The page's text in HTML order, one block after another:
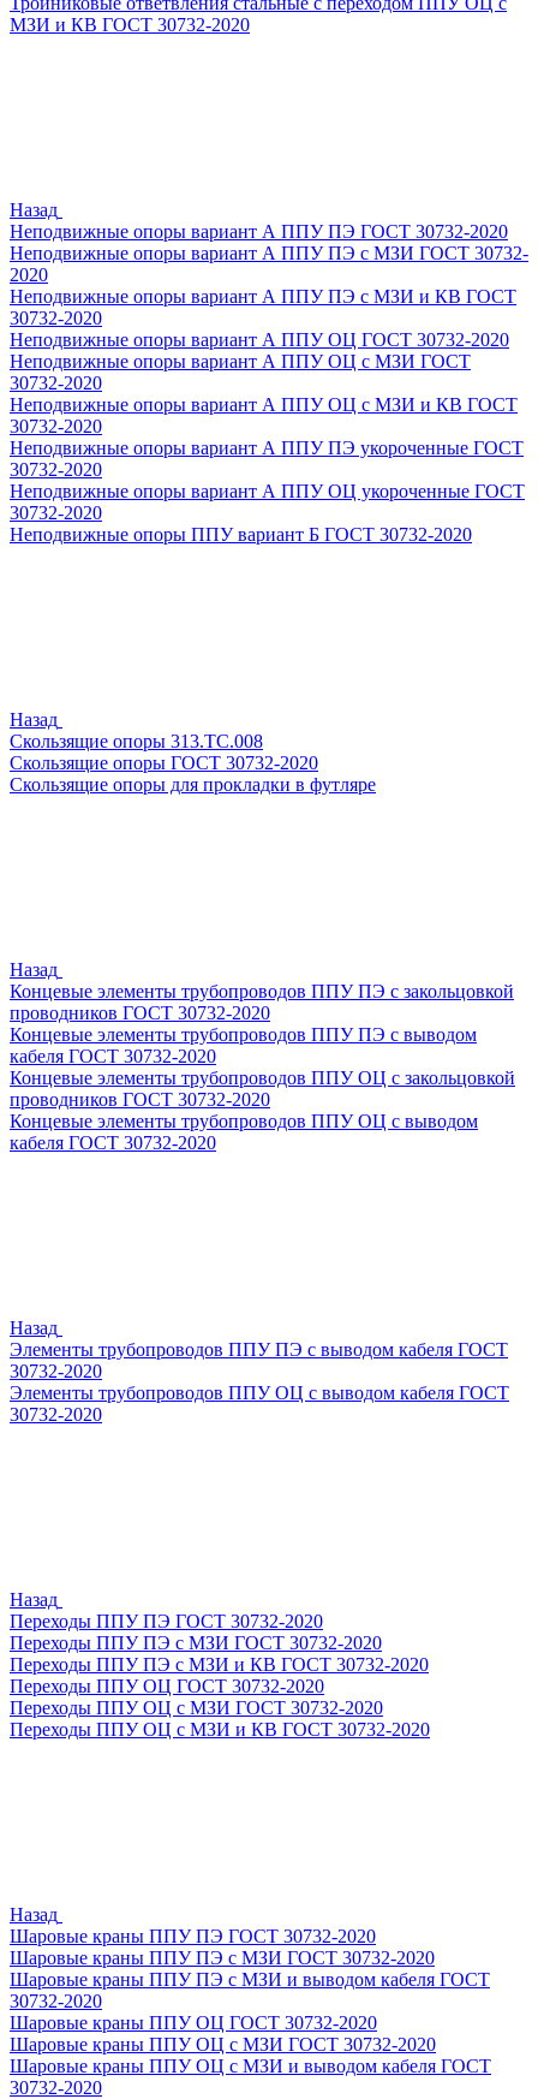
МЗИ и КВ ГОСТ 30732-2020
Назад
Неподвижные опоры вариант А ППУ ПЭ ГОСТ 30732-2020
Неподвижные опоры вариант А ППУ ПЭ с МЗИ ГОСТ 30732-
2020
Неподвижные опоры вариант А ППУ ПЭ с МЗИ и КВ ГОСТ
30732-2020
Неподвижные опоры вариант А ППУ ОЦ ГОСТ 30732-2020
Неподвижные опоры вариант А ППУ ОЦ с МЗИ ГОСТ
30732-2020
Неподвижные опоры вариант А ППУ ОЦ с МЗИ и КВ ГОСТ
30732-2020
Неподвижные опоры вариант А ППУ ПЭ укороченные ГОСТ
30732-2020
Неподвижные опоры вариант А ППУ ОЦ укороченные ГОСТ
30732-2020
Неподвижные опоры ППУ вариант Б ГОСТ 30732-2020
Назад
Скользящие опоры 313.ТС.008
Скользящие опоры ГОСТ 30732-2020
Скользящие опоры для прокладки в футляре
Назад
Концевые элементы трубопроводов ППУ ПЭ с закольцовкой
проводников ГОСТ 30732-2020
Концевые элементы трубопроводов ППУ ПЭ с выводом
кабеля ГОСТ 30732-2020
Концевые элементы трубопроводов ППУ ОЦ с закольцовкой
проводников ГОСТ 30732-2020
Концевые элементы трубопроводов ППУ ОЦ с выводом
кабеля ГОСТ 30732-2020
Назад
Элементы трубопроводов ППУ ПЭ с выводом кабеля ГОСТ
30732-2020
Элементы трубопроводов ППУ ОЦ с выводом кабеля ГОСТ
30732-2020
Назад
Переходы ППУ ПЭ ГОСТ 30732-2020
Переходы ППУ ПЭ с МЗИ ГОСТ 30732-2020
Переходы ППУ ПЭ с МЗИ и КВ ГОСТ 30732-2020
Переходы ППУ ОЦ ГОСТ 30732-2020
Переходы ППУ ОЦ с МЗИ ГОСТ 30732-2020
Переходы ППУ ОЦ с МЗИ и КВ ГОСТ 30732-2020
Назад
Шаровые краны ППУ ПЭ ГОСТ 30732-2020
Шаровые краны ППУ ПЭ с МЗИ ГОСТ 30732-2020
Шаровые краны ППУ ПЭ с МЗИ и выводом кабеля ГОСТ
30732-2020
Шаровые краны ППУ ОЦ ГОСТ 30732-2020
Шаровые краны ППУ ОЦ с МЗИ ГОСТ 30732-2020
Шаровые краны ППУ ОЦ с МЗИ и выводом кабеля ГОСТ
30732-2020